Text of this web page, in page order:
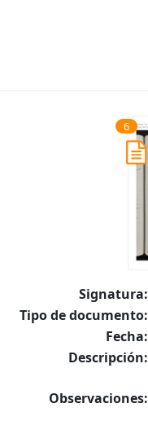
6
Signatura:
Tipo de documento:
Fecha:
Descripción:
Observaciones: